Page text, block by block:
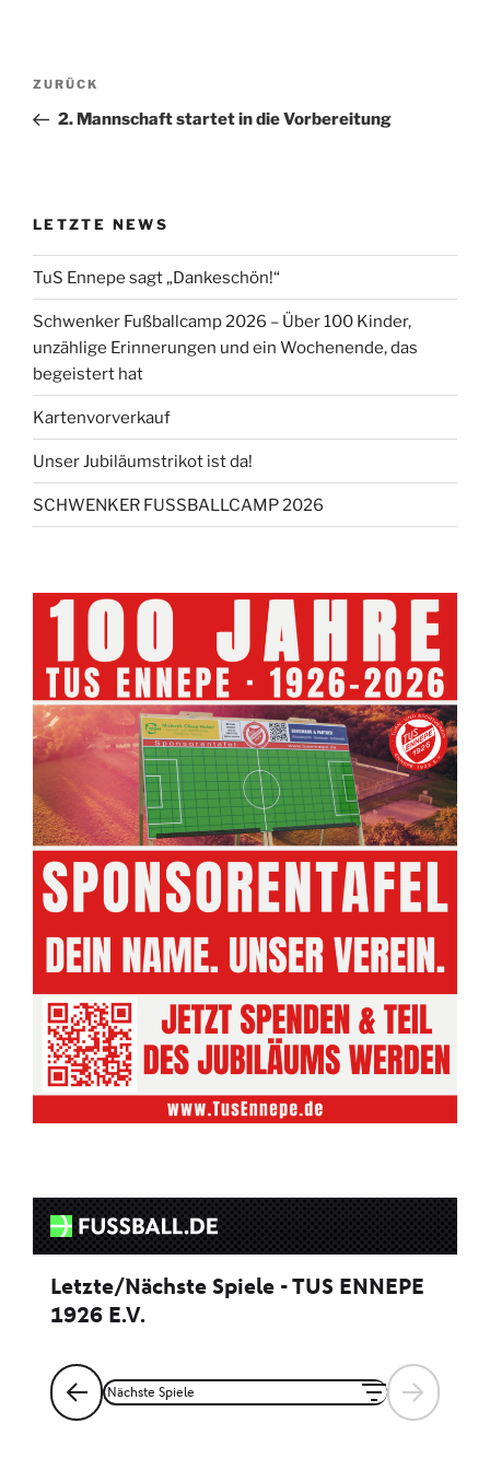
Beitragsnavigation
Vorheriger
Beitrag
ZURÜCK
2. Mannschaft startet in die Vorbereitung
LETZTE NEWS
TuS Ennepe sagt „Dankeschön!“
Schwenker Fußballcamp 2026 – Über 100 Kinder,
unzählige Erinnerungen und ein Wochenende, das
begeistert hat
Kartenvorverkauf
Unser Jubiläumstrikot ist da!
SCHWENKER FUSSBALLCAMP 2026